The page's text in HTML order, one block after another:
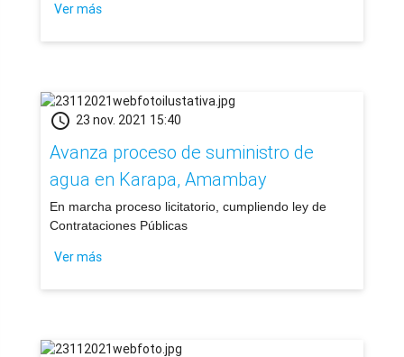
Ver más
schedule 23 nov. 2021 15:40
Avanza proceso de suministro de
agua en Karapa, Amambay
​En marcha proceso licitatorio, cumpliendo ley de
Contrataciones Públicas
Ver más